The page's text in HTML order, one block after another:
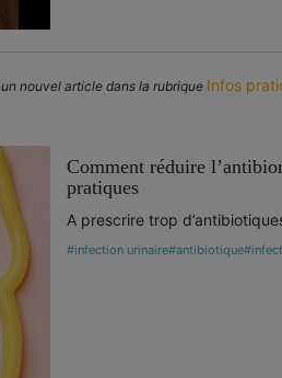
nouvel article dans la rubrique Infos
Comment réduire
pratiques
A prescrire trop
#infection urinaire#antibiotique